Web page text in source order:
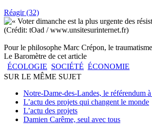
Réagir (32)
(Crédit: tOad / www.unsitesurinternet.fr)
Pour le philosophe Marc Crépon, le
Le Baromètre de cet article
ÉCOLOGIE SOCIÉTÉ ÉCONOMIE
SUR LE MÊME SUJET
Notre-Dame-des-Landes, le référendum à
L’actu des projets qui changent le monde
L’actu des projets
Damien Carême, seul avec tous